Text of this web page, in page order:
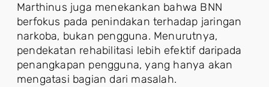
Marthinus juga menekankan bahwa BNN
berfokus pada penindakan terhadap jaringan
narkoba, bukan pengguna. Menurutnya,
pendekatan rehabilitasi lebih efektif daripada
penangkapan pengguna, yang hanya akan
mengatasi bagian dari masalah.